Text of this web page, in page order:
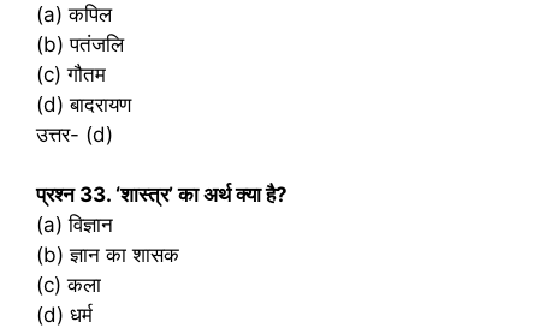
(a) कपिल
(b) पतंजलि
(c) गौतम
(d) बादरायण
उत्तर- (d)
प्रश्‍न 33. ‘शास्त्र’ का अर्थ क्या है?
(a) विज्ञान
(b) ज्ञान का शासक
(c) कला
(d) धर्म